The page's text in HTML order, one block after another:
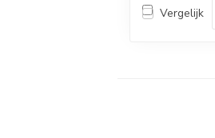
Vergelijk